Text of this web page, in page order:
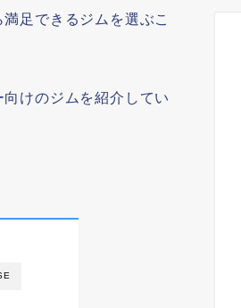
足できるジムを選ぶこ
けのジムを紹介してい